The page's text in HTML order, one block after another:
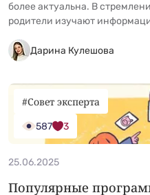
более актуальна. В
родители изучают
индустрия поддержки семей:
и развивающие центры,
привязанности и как
Феномен детской &hellip; <a
href="https://kidgu.ru/journal/
sovety/">Continued</a>
Дарина Кулешова
#Совет эксперта
587 3
25.06.2025
Популярные